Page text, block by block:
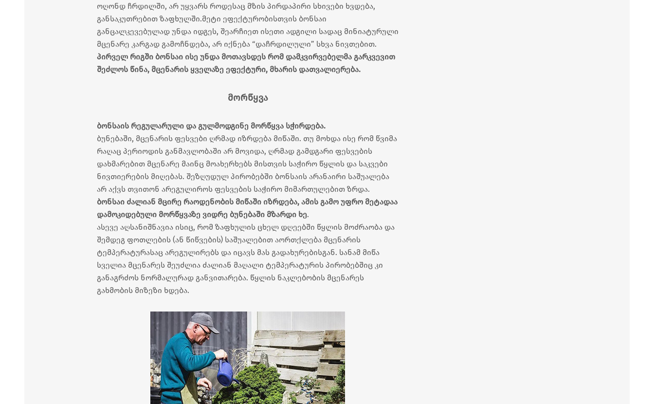
ოღონდ ჩრდილში, არ უყვარს როდესაც მზის პირდაპირი სხივები ხვდება,
განსაკუთრებით ზაფხულში.მეტი ეფექტურობისთვის ბონსაი
განცალკევებულად უნდა იდგეს, შეარჩიეთ ისეთი ადგილი სადაც მინიატურული
მცენარე კარგად გამოჩნდება, არ იქნება “დაჩრდილული” სხვა ნივთებით.
პირველ რიგში ბონსაი ისე უნდა მოთავსდეს რომ დამკვირვებელმა გარკვევით
შეძლოს წინა, მცენარის ყველაზე ეფექტური, მხარის დათვალიერება.
მორწყვა
ბონსაის რეგულარული და გულმოდგინე მორწყვა სჭირდება.
ბუნებაში, მცენარის ფესვები ღრმად იზრდება მიწაში. თუ მოხდა ისე რომ წვიმა
რაღაც პერიოდის განმავლობაში არ მოვიდა, ღრმად გამდგარი ფესვების
დახმარებით მცენარე მაინც მოახერხებს მისთვის საჭირო წყლის და საკვები
ნივთიერების მიღებას. შეზღუდულ პირობებში ბონსაის არანაირი საშუალება
არ აქვს თვითონ არეგულიროს ფესვების საჭირო მიმართულებით ზრდა.
ბონსაი ძალიან მცირე რაოდენობის მიწაში იზრდება, ამის გამო უფრო მეტადაა
დამოკიდებული მორწყვაზე ვიდრე ბუნებაში მზარდი ხე.
ასევე აღსანიშნავია ისიც, რომ ზაფხულის ცხელ დღეებში წყლის მოძრაობა და
შემდეგ ფოთლების (ან წიწვების) საშუალებით აორთქლება მცენარის
ტემპერატურასაც არეგულირებს და იცავს მას გადახურებისგან. სანამ მიწა
სველია მცენარეს შეუძლია ძალიან მაღალი ტემპერატურის პირობებშიც კი
განაგრძოს ნორმალურად განვითარება. წყლის ნაკლებობის მცენარეს
გახმობის მიზეზი ხდება.